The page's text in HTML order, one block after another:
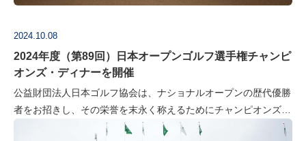
2024.10.08
2024年度（第89回）日本オープンゴルフ選手権チャンピ
オンズ・ディナーを開催
公益財団法人日本ゴルフ協会は、ナショナルオープンの歴代優勝
者をお招きし、その栄誉を末永く称えるためにチャンピオンズ・
ディナーを開催しています。本年は、10月8日に会場の東京ゴル